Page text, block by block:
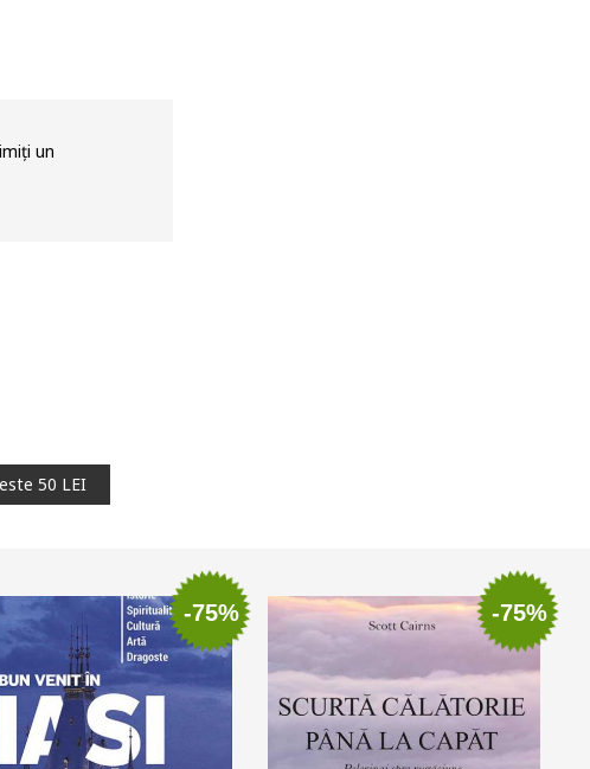
un
50 LEI
-75% -75%